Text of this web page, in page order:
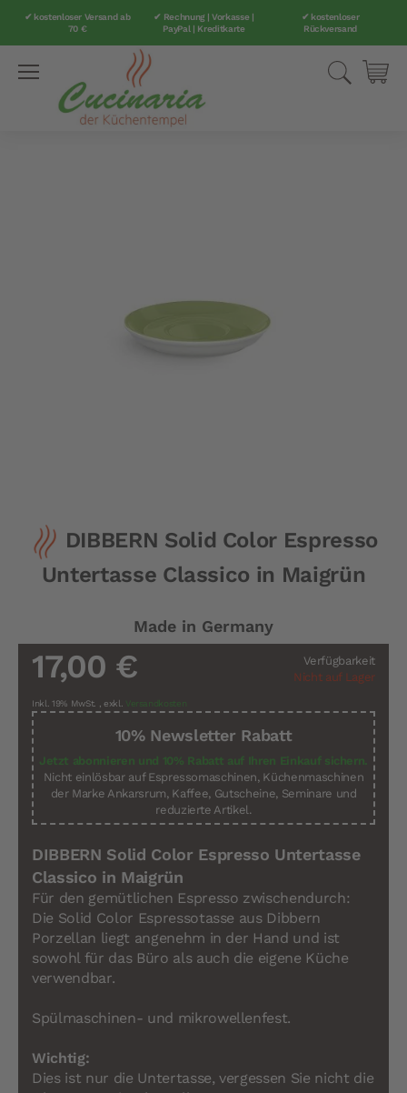
✔ kostenloser Versand ab
70 €
✔ Rechnung | Vorkasse |
PayPal | Kreditkarte
✔ kostenloser
Rückversand
Suche
Anfang
der
Bildergalerie
DIBBERN Solid Color Espresso
Untertasse Classico in Maigrün
Made in Germany
Verfügbarkeit
Nicht auf Lager
17,00 €
Inkl. 19% MwSt. , exkl. Versandkosten
10% Newsletter Rabatt
Jetzt abonnieren und 10% Rabatt auf Ihren Einkauf sichern.
Nicht einlösbar auf Espressomaschinen, Küchenmaschinen
der Marke Ankarsrum, Kaffee, Gutscheine, Seminare und
reduzierte Artikel.
DIBBERN Solid Color Espresso Untertasse
Classico in Maigrün
Für den gemütlichen Espresso zwischendurch:
Die Solid Color Espressotasse aus Dibbern
Porzellan liegt angenehm in der Hand und ist
sowohl für das Büro als auch die eigene Küche
verwendbar.
Spülmaschinen- und mikrowellenfest.
Wichtig:
Dies ist nur die Untertasse, vergessen Sie nicht die